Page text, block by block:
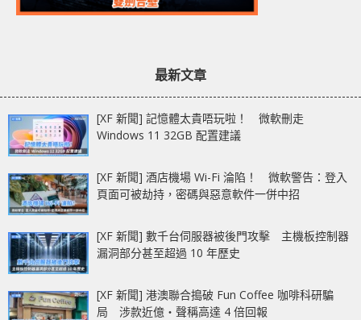
最新文章
[XF 新聞] 記憶體太貴唔玩啦！ 微軟刪走
Windows 11 32GB 配置建議
[XF 新聞] 酒店機場 Wi-Fi 淪陷！ 微軟警告：登入
頁面可被劫持，密碼與惡意軟件一併中招
[XF 新聞] 數千台伺服器被後門攻擊 主機板控制器
漏洞部分甚至超過 10 年歷史
[XF 新聞] 港澳聯合搗破 Fun Coffee 咖啡科研騙
局 涉款近億‧聲稱高達 4 倍回報